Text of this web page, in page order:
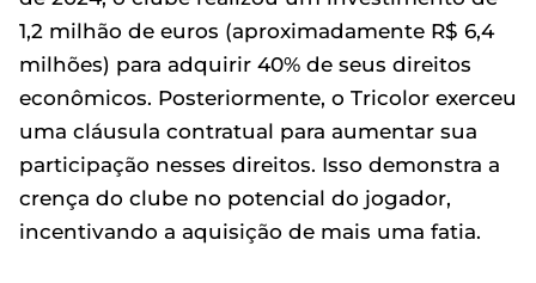
1,2 milhão de euros (aproximadamente R$ 6,4
milhões) para adquirir 40% de seus direitos
econômicos. Posteriormente, o Tricolor exerceu
uma cláusula contratual para aumentar sua
participação nesses direitos. Isso demonstra a
crença do clube no potencial do jogador,
incentivando a aquisição de mais uma fatia.